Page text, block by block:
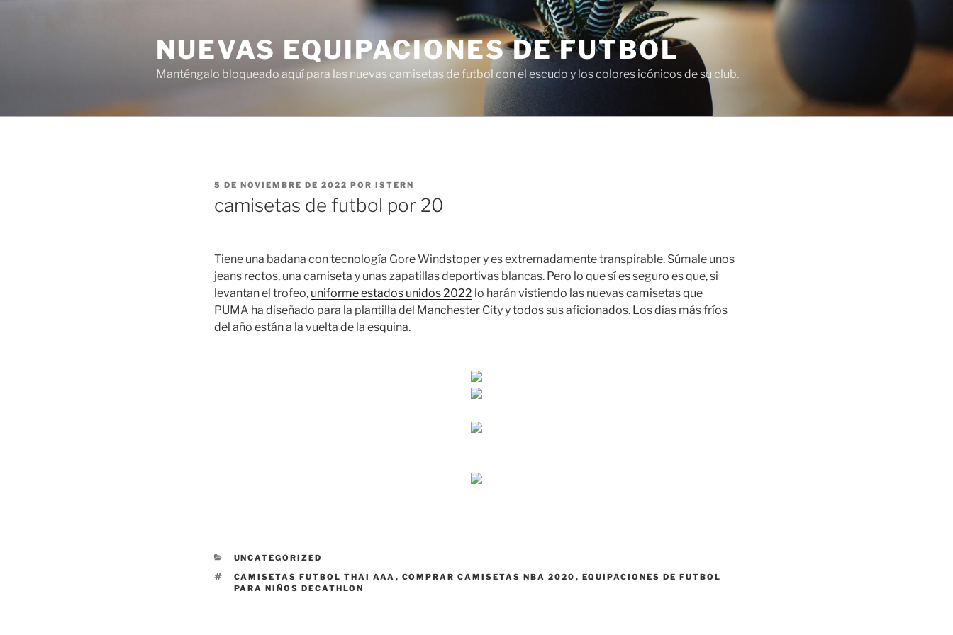
NUEVAS EQUIPACIONES DE FUTBOL
Manténgalo bloqueado aquí para las nuevas camisetas de futbol con el escudo y los colores icónicos de su club.
PUBLICADO
5 DE NOVIEMBRE DE 2022 POR ISTERN
camisetas de futbol por 20
Tiene una badana con tecnología Gore Windstoper y es extremadamente transpirable. Súmale unos
jeans rectos, una camiseta y unas zapatillas deportivas blancas. Pero lo que sí es seguro es que, si
levantan el trofeo, uniforme estados unidos 2022 lo harán vistiendo las nuevas camisetas que
PUMA ha diseñado para la plantilla del Manchester City y todos sus aficionados. Los días más fríos
del año están a la vuelta de la esquina.
CATEGORÍAS
UNCATEGORIZED
ETIQUETAS
CAMISETAS FUTBOL THAI AAA , COMPRAR CAMISETAS NBA 2020 , EQUIPACIONES DE FUTBOL
PARA NIÑOS DECATHLON